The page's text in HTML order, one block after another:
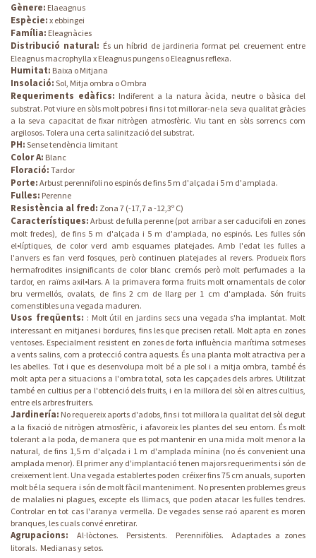
Gènere: Elaeagnus
Espècie: x ebbingei
Família: Eleagnàcies
Distribució natural: És un híbrid de jardineria format pel creuement entre
Eleagnus macrophylla x Eleagnus pungens o Eleagnus reflexa.
Humitat: Baixa o Mitjana
Insolació: Sol, Mitja ombra o Ombra
Requeriments edàfics: Indiferent a la natura àcida, neutre o bàsica del
substrat. Pot viure en sòls molt pobres i fins i tot millorar-ne la seva qualitat gràcies
a la seva capacitat de fixar nitrògen atmosfèric. Viu tant en sòls sorrencs com
argilosos. Tolera una certa salinització del substrat.
PH: Sense tendència limitant
Color A: Blanc
Floració: Tardor
Porte: Arbust perennifoli no espinós de fins 5 m d'alçada i 5 m d'amplada.
Fulles: Perenne
Resistència al fred: Zona 7 (-17,7 a -12,3º C)
Característiques: Arbust de fulla perenne (pot arribar a ser caducifoli en zones
molt fredes), de fins 5 m d'alçada i 5 m d'amplada, no espinós. Les fulles són
el•líptiques, de color verd amb esquames platejades. Amb l'edat les fulles a
l'anvers es fan verd fosques, però continuen platejades al revers. Produeix flors
hermafrodites insignificants de color blanc cremós però molt perfumades a la
tardor, en raïms axil•lars. A la primavera forma fruits molt ornamentals de color
bru vermellós, ovalats, de fins 2 cm de llarg per 1 cm d'amplada. Són fruits
comenstibles una vegada maduren.
Usos freqüents: : Molt útil en jardins secs una vegada s'ha implantat. Molt
interessant en mitjanes i bordures, fins les que precisen retall. Molt apta en zones
ventoses. Especialment resistent en zones de forta influència marítima sotmeses
a vents salins, com a protecció contra aquests. És una planta molt atractiva per a
les abelles. Tot i que es desenvolupa molt bé a ple sol i a mitja ombra, també és
molt apta per a situacions a l'ombra total, sota les capçades dels arbres. Utilitzat
també en cultius per a l'obtenció dels fruits, i en la millora del sòl en altres cultius,
entre els arbres fruiters.
Jardinería: No requereix aports d'adobs, fins i tot millora la qualitat del sòl degut
a la fixació de nitrògen atmosfèric, i afavoreix les plantes del seu entorn. És molt
tolerant a la poda, de manera que es pot mantenir en una mida molt menor a la
natural, de fins 1,5 m d'alçada i 1 m d'amplada mínina (no és convenient una
amplada menor). El primer any d'implantació tenen majors requeriments i són de
creixement lent. Una vegada establertes poden créixer fins 75 cm anuals, suporten
molt bé la sequera i són de molt fàcil manteniment. No presenten problemes greus
de malalies ni plagues, excepte els llimacs, que poden atacar les fulles tendres.
Controlar en tot cas l'aranya vermella. De vegades sense raó aparent es moren
branques, les cuals convé enretirar.
Agrupacions: Al·lòctones. Persistents. Perennifòlies.
Adaptades a zones
litorals. Medianas y setos.